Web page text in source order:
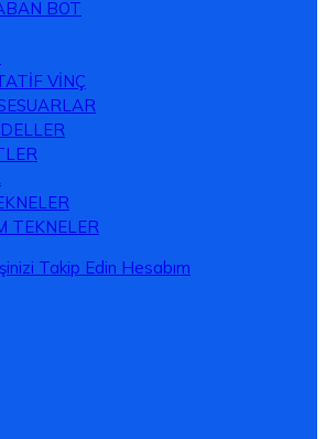
BOT
VİNÇ
TEKNELER
Takip Edin Hesabım